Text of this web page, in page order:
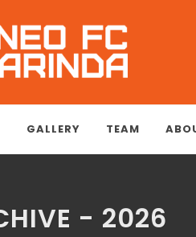
GALLERY TEAM
- 2026